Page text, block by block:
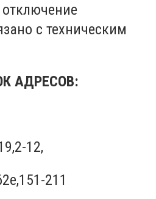
с техническим
АДРЕСОВ:
12,
211